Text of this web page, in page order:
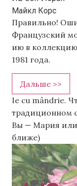
Майкл Корс
Правильно!
Французский
ию в
1981 года.
Дальше >>
Ie cu mândrie.
традиционном
Вы — Мария или
ближе)